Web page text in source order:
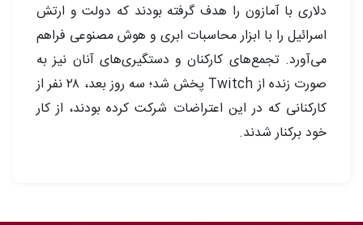
دلاری با آمازون را هدف گرفته بودند که دولت و ارتش
اسرائیل را با ابزار محاسبات ابری و هوش مصنوعی فراهم
می‌آورد. تجمع‌های کارکنان و دستگیری‌های آنان نیز به
صورت زنده از Twitch پخش شد؛ سه روز بعد، ۲۸ نفر از
کارکنانی که در این اعتراضات شرکت کرده بودند، از کار
خود برکنار شدند.